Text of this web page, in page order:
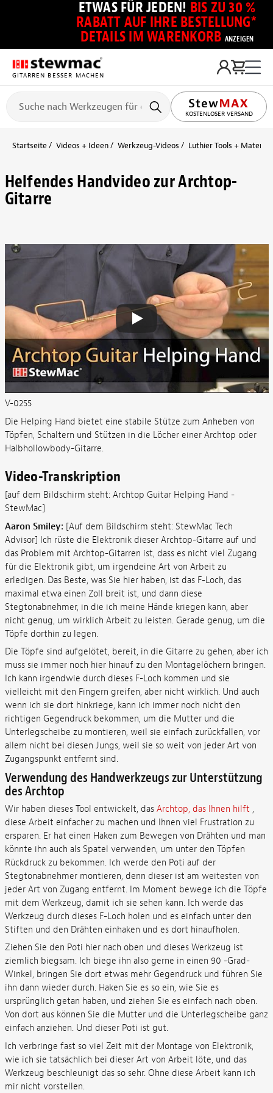
ETWAS FÜR JEDEN! BIS ZU 30 %
RABATT AUF IHRE BESTELLUNG*
DETAILS IM WARENKORB ANZEIGEN
GITARREN BESSER MACHEN
KOSTENLOSER VERSAND
Startseite Videos + Ideen Werkzeug-Videos Luthier Tools +
Helfendes Handvideo zur Archtop-
Gitarre
V-0255
Die Helping Hand bietet eine stabile Stütze zum Anheben von
Töpfen, Schaltern und Stützen in die Löcher einer Archtop oder
Halbhollowbody-Gitarre.
Video-Transkription
[auf dem Bildschirm steht: Archtop Guitar Helping Hand -
StewMac]
Aaron Smiley: [Auf dem Bildschirm steht: StewMac Tech
Advisor] Ich rüste die Elektronik dieser Archtop-Gitarre auf und
das Problem mit Archtop-Gitarren ist, dass es nicht viel Zugang
für die Elektronik gibt, um irgendeine Art von Arbeit zu
erledigen. Das Beste, was Sie hier haben, ist das F-Loch, das
maximal etwa einen Zoll breit ist, und dann diese
Stegtonabnehmer, in die ich meine Hände kriegen kann, aber
nicht genug, um wirklich Arbeit zu leisten. Gerade genug, um die
Töpfe dorthin zu legen.
Die Töpfe sind aufgelötet, bereit, in die Gitarre zu gehen, aber ich
muss sie immer noch hier hinauf zu den Montagelöchern bringen.
Ich kann irgendwie durch dieses F-Loch kommen und sie
vielleicht mit den Fingern greifen, aber nicht wirklich. Und auch
wenn ich sie dort hinkriege, kann ich immer noch nicht den
richtigen Gegendruck bekommen, um die Mutter und die
Unterlegscheibe zu montieren, weil sie einfach zurückfallen, vor
allem nicht bei diesen Jungs, weil sie so weit von jeder Art von
Zugangspunkt entfernt sind.
Verwendung des Handwerkzeugs zur Unterstützung
des Archtop
Wir haben dieses Tool entwickelt, das Archtop, das Ihnen hilft ,
diese Arbeit einfacher zu machen und Ihnen viel Frustration zu
ersparen. Er hat einen Haken zum Bewegen von Drähten und man
könnte ihn auch als Spatel verwenden, um unter den Töpfen
Rückdruck zu bekommen. Ich werde den Poti auf der
Stegtonabnehmer montieren, denn dieser ist am weitesten von
jeder Art von Zugang entfernt. Im Moment bewege ich die Töpfe
mit dem Werkzeug, damit ich sie sehen kann. Ich werde das
Werkzeug durch dieses F-Loch holen und es einfach unter den
Stiften und den Drähten einhaken und es dort hinaufholen.
Ziehen Sie den Poti hier nach oben und dieses Werkzeug ist
ziemlich biegsam. Ich biege ihn also gerne in einen 90 -Grad-
Winkel, bringen Sie dort etwas mehr Gegendruck und führen Sie
ihn dann wieder durch. Haken Sie es so ein, wie Sie es
ursprünglich getan haben, und ziehen Sie es einfach nach oben.
Von dort aus können Sie die Mutter und die Unterlegscheibe ganz
einfach anziehen. Und dieser Poti ist gut.
Ich verbringe fast so viel Zeit mit der Montage von Elektronik,
wie ich sie tatsächlich bei dieser Art von Arbeit löte, und das
Werkzeug beschleunigt das so sehr. Ohne diese Arbeit kann ich
mir nicht vorstellen.